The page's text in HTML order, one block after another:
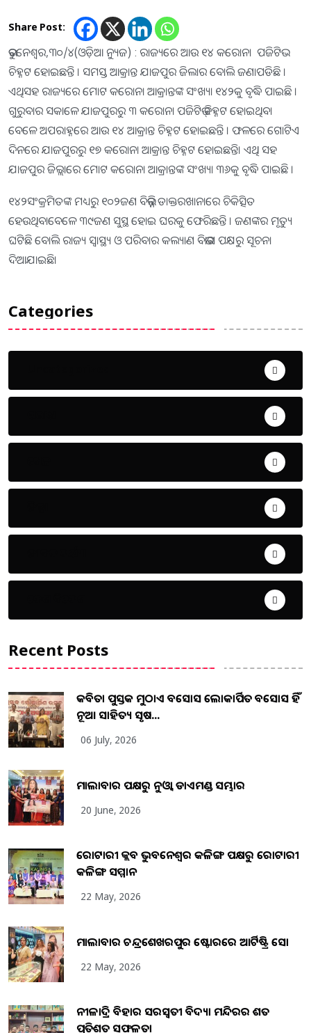
Share Post:
ଭୁବନେଶ୍ବର,୩୦/୪(ଓଡ଼ିଆ ନ୍ୟୁଜ) : ରାଜ୍ୟରେ ଆଉ ୧୪ କରୋନା ପଜିଟିଭ
ଚିହ୍ନଟ ହୋଇଛନ୍ତି । ସମସ୍ତ ଆକ୍ରାନ୍ତ ଯାଜପୁର ଜିଲାର ବୋଲି ଜଣାପଡିଛି ।
ଏଥିସହ ରାଜ୍ୟରେ ମୋଟ କରୋନା ଆକ୍ରାନ୍ତଙ୍କ ସଂଖ୍ୟା ୧୪୨କୁ ବୃଦ୍ଧି ପାଇଛି ।
ଗୁରୁବାର ସକାଳେ ଯାଜପୁରରୁ ୩ କରୋନା ପଜିଟିଭ୍​ ଚିହ୍ନଟ ହୋଇଥିବା
ବେଳେ ଅପରାହ୍ନରେ ଆଉ ୧୪ ଆକ୍ରାନ୍ତ ଚିହ୍ନଟ ହୋଇଛନ୍ତି । ଫଳରେ ଗୋଟିଏ
ଦିନରେ ଯାଜପୁରରୁ ୧୭ କରୋନା ଆକ୍ରାନ୍ତ ଚିହ୍ନଟ ହୋଇଛନ୍ତି। ଏଥି ସହ
ଯାଜପୁର ଜିଲ୍ଲାରେ ମୋଟ କରୋନା ଆକ୍ରାନ୍ତଙ୍କ ସଂଖ୍ୟା ୩୬କୁ ବୃଦ୍ଧି ପାଇଛି ।
୧୪୨ସଂକ୍ରମିତଙ୍କ ମଧ୍ୟରୁ ୧୦୨ଜଣ ବିଭିନ୍ନ ଡାକ୍ତରଖାନାରେ ଚିକିତ୍ସିତ
ହେଉଥିବାବେଳେ ୩୯ଜଣ ସୁସ୍ଥ ହୋଇ ଘରକୁ ଫେରିଛନ୍ତି । ଜଣଙ୍କର ମୃତ୍ୟୁ
ଘଟିଛି ବୋଲି ରାଜ୍ୟ ସ୍ୱାସ୍ଥ୍ୟ ଓ ପରିବାର କଲ୍ୟାଣ ବିଭାଗ ପକ୍ଷରୁ ସୂଚନା
ଦିଆଯାଇଛି।
Categories
Recent Posts
କବିତା ପୁସ୍ତକ ମୁଠାଏ ଅବସୋସ ଲୋକାର୍ପିତ ଅବସୋସ ହିଁ
ନୂଆ ସାହିତ୍ୟ ସୃଷ...
06 July, 2026
ମାଲାବାର ପକ୍ଷରୁ ନୁଓ୍ବା ଡାଏମଣ୍ଡ ସମ୍ଭାର
20 June, 2026
ରୋଟାରୀ କ୍ଲବ ଭୁବନେଶ୍ୱର କଳିଙ୍ଗ ପକ୍ଷରୁ ରୋଟାରୀ
କଳିଙ୍ଗ ସମ୍ମାନ
22 May, 2026
ମାଲାବାର ଚନ୍ଦ୍ରଶେଖରପୁର ଷ୍ଟୋରରେ ଆର୍ଟିଷ୍ଟ୍ରି ସୋ
22 May, 2026
ନୀଳାଦ୍ରି ବିହାର ସରସ୍ୱତୀ ବିଦ୍ୟା ମନ୍ଦିରର ଶତ
ପ୍ରତିଶତ ସଫଳତା